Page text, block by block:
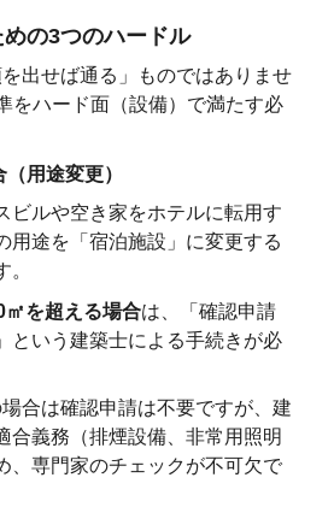
の3つのハードル
出せば通る」ものではありませ
をハード面（設備）で満たす必
用途変更）
ビルや空き家をホテルに転用す
用途を「宿泊施設」に変更する
。
㎡を超える場合は、「確認申請
という建築士による手続きが必
合は確認申請は不要ですが、建
合義務（排煙設備、非常用照明
、専門家のチェックが不可欠で